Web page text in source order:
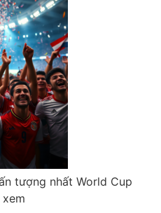
tượng nhất World Cup